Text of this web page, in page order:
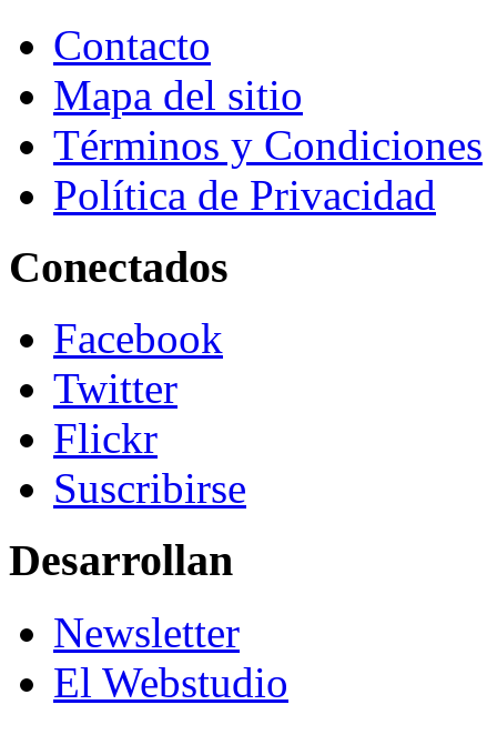
Contacto
Mapa del sitio
Términos y Condiciones
Política de Privacidad
Conectados
Facebook
Twitter
Flickr
Suscribirse
Desarrollan
Newsletter
El Webstudio